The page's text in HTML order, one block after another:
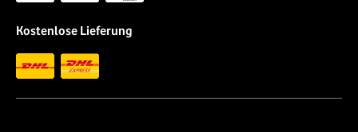
Kostenlose Lieferung